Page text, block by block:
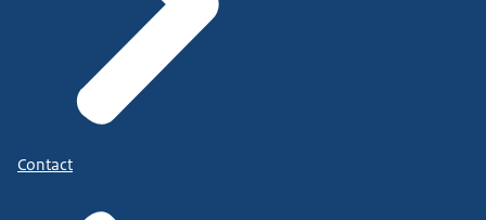
Contact